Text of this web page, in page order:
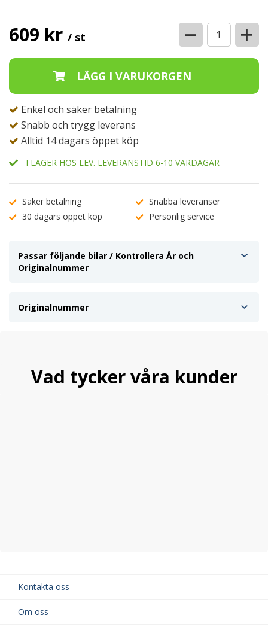
609 kr / st − +
Enkel och säker betalning
Snabb och trygg leverans
Alltid 14 dagars öppet köp
I LAGER HOS LEV. LEVERANSTID 6-10 VARDAGAR
Säker betalning
Snabba leveranser
30 dagars öppet köp
Personlig service
Passar följande bilar / Kontrollera År och
Originalnummer
Originalnummer
Vad tycker våra kunder
Kontakta oss
Om oss